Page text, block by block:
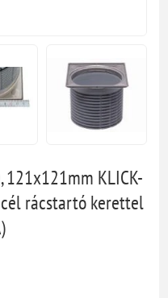
KLICK-
rácstartó kerettel